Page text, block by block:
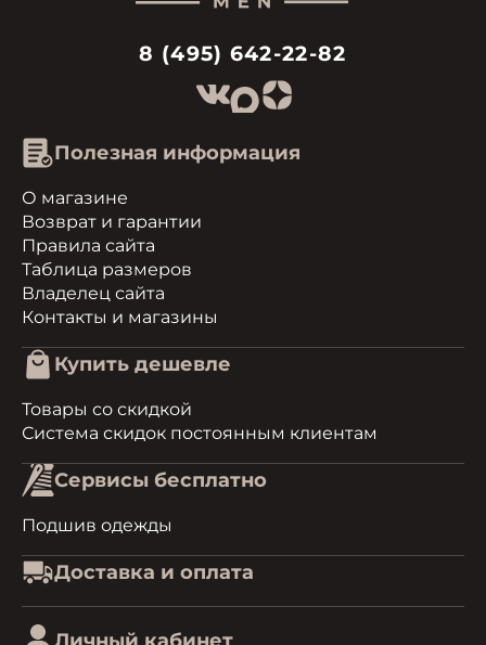
8 (495) 642-22-82
Полезная информация
О магазине
Возврат и гарантии
Правила сайта
Таблица размеров
Владелец сайта
Контакты и магазины
Купить дешевле
Товары со скидкой
Система скидок постоянным клиентам
Сервисы бесплатно
Подшив одежды
Доставка и оплата